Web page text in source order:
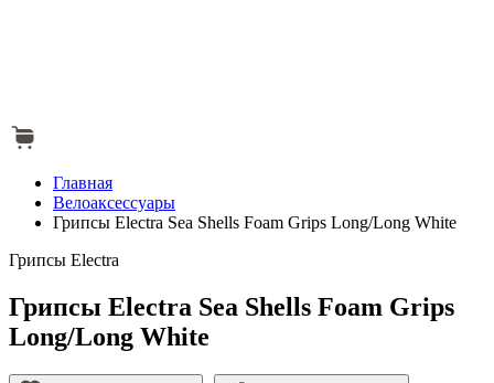
Главная
Велоаксессуары
Грипсы Electra Sea Shells Foam Grips Long/Long White
Грипсы Electra
Грипсы Electra Sea Shells Foam Grips
Long/Long White